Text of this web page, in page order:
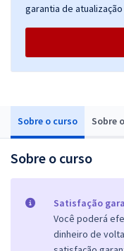
Sobre o curso Sobre
Sobre o curso
Satisfação
Você poderá
dinheiro de
garantia de